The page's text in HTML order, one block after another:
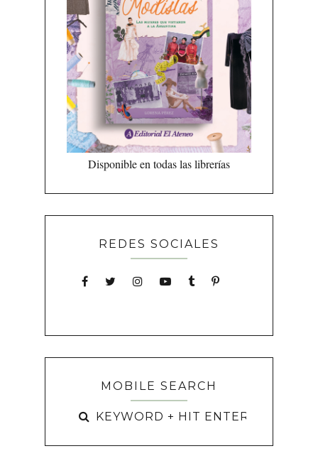
Disponible en todas las librerías
REDES SOCIALES
MOBILE SEARCH